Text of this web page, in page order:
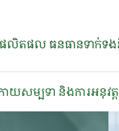
ផលិតផលធនធានទាក់ទ
ាយសម្បទា និងការអនុវត្ត​